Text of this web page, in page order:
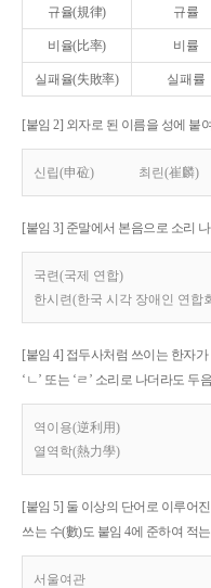
규율(規律) 규률
비율(比率) 비률
실패율(失敗率) 실패률
[붙임 2] 외자로 된 이름을 성에 붙
신립(申砬) 최린(崔麟)
[붙임 3] 준말에서 본음으로 소리
국련(국제 연합)
한시련(한국 시각 장애인 연합
[붙임 4] 접두사처럼 쓰이는 한자
‘ㄴ’ 또는 ‘ㄹ’ 소리로 나더라도 두
역이용(逆利用)
열역학(熱力學)
[붙임 5] 둘 이상의 단어로 이루어
쓰는 수(數)도 붙임 4에 준하여 적
서울여관